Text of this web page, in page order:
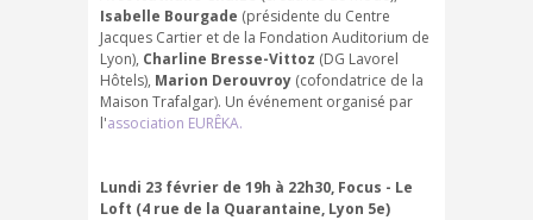
Isabelle Bourgade (présidente du Centre
Jacques Cartier et de la Fondation Auditorium de
Lyon), Charline Bresse-Vittoz (DG Lavorel
Hôtels), Marion Derouvroy (cofondatrice de la
Maison Trafalgar). Un événement organisé par
l'association EURÊKA.
Lundi 23 février de 19h à 22h30, Focus - Le
Loft (4 rue de la Quarantaine, Lyon 5e)